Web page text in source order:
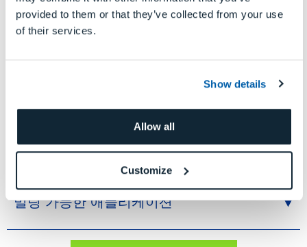
provided to them or that they’ve collected from your use
of their services.
Show details
Allow all
Customize
밀링 가능한 재료
밀링 가능한 애플리케이션